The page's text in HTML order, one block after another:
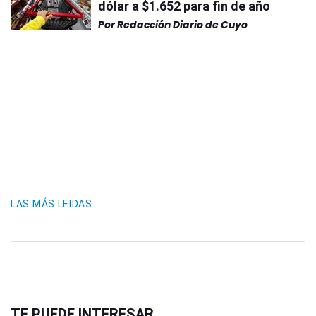
dólar a $1.652 para fin de año
PorRedacción Diario de Cuyo
LAS MÁS LEIDAS